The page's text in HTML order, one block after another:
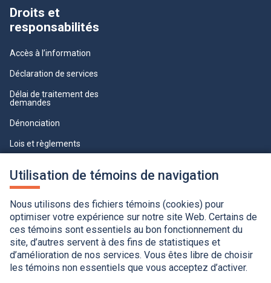
Utilisation de témoins de navigation
Nous utilisons des fichiers témoins (cookies) pour
optimiser votre expérience sur notre site Web. Certains de
ces témoins sont essentiels au bon fonctionnement du
site, d’autres servent à des fins de statistiques et
d’amélioration de nos services. Vous êtes libre de choisir
les témoins non essentiels que vous acceptez d’activer.
Droits et
responsabilités
Accès à l’information
Déclaration de services
Délai de traitement des
demandes
Dénonciation
Lois et règlements
professionnelle
Accessibilité
Application de la Charte de la langue française